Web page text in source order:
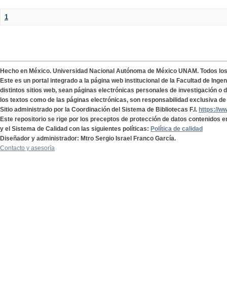
1
Hecho en México. Universidad Nacional Autónoma de México UNAM. Todos
Este es un portal integrado a la página web institucional de la Facultad de
distintos sitios web, sean páginas electrónicas personales de investigación o
los textos como de las páginas electrónicas, son responsabilidad exclusiva
Sitio administrado por la Coordinación del Sistema de Bibliotecas F.I. https://
Este repositorio se rige por los preceptos de protección de datos contenidos
y el Sistema de Calidad con las siguientes políticas: Política de calidad
Diseñador y administrador: Mtro Sergio Israel Franco García.
Contacto y asesoría